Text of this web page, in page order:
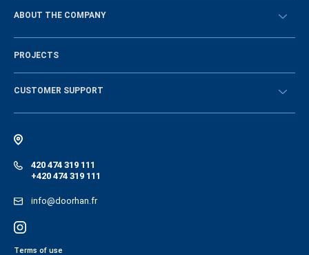
ABOUT THE COMPANY
History of the company
News
PROJECTS
CUSTOMER SUPPORT
Instructions
Electronic catalog of equipment
420 474 319 111
+420 474 319 111
info@doorhan.fr
Terms of use